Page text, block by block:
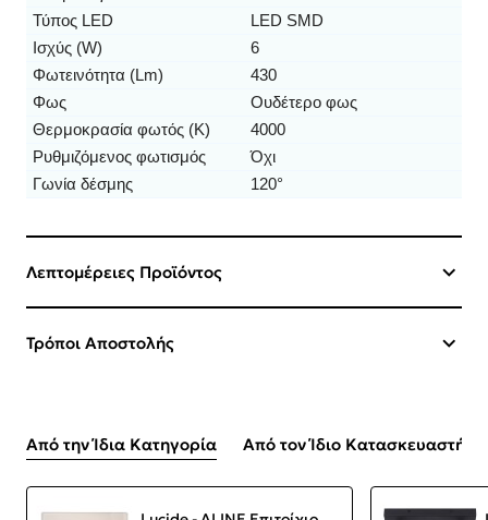
Τύπος LED
LED SMD
Ισχύς (W)
6
Φωτεινότητα (Lm)
430
Φως
Ουδέτερο φως
Θερμοκρασία φωτός (K)
4000
Ρυθμιζόμενος φωτισμός
Όχι
Γωνία δέσμης
120°
Λεπτομέρειες Προϊόντος
Τρόποι Αποστολής
Από την Ίδια Κατηγορία Από τον Ίδιο Κατασκευαστή